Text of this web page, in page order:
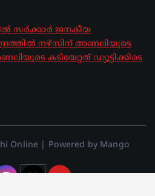
സര്‍ക്കാര്‍ ജനകീയ
നഴ്സിന് അണലിയുടെ
കടിയേറ്റത് ഡ്യൂട്ടിക്കിടെ
Online | Powered by Mango